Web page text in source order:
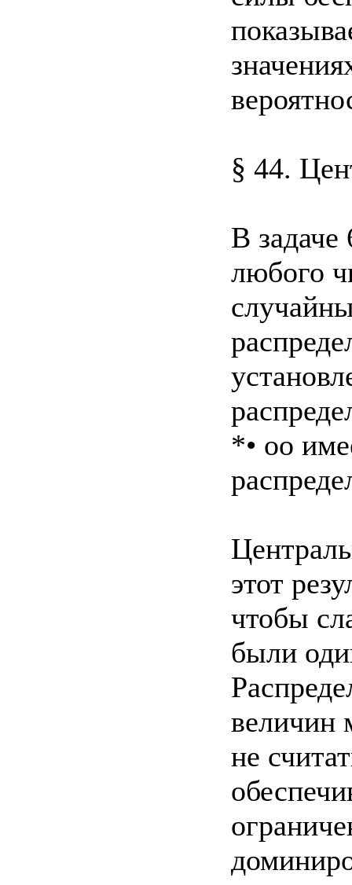
§ 44.
В задаче
любого
*• оо
этот
чтобы
были
величин
не